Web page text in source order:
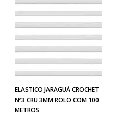
ELASTICO JARAGUÁ CROCHET
Nº3 CRU 3MM ROLO COM 100
METROS